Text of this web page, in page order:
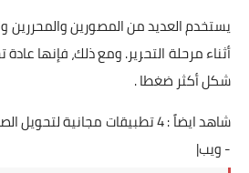
يستخدم العديد من المصورين والمحررين
أثناء مرحلة التحرير. ومع ذلك، فإنها
شكل أكثر ضغطا .
شاهد ايضاً :
- ويب|